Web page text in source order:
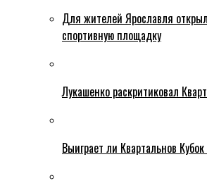
Для жителей Ярославля
спортивную площадку
Лукашенко раскритиковал
Выиграет ли Квартальнов